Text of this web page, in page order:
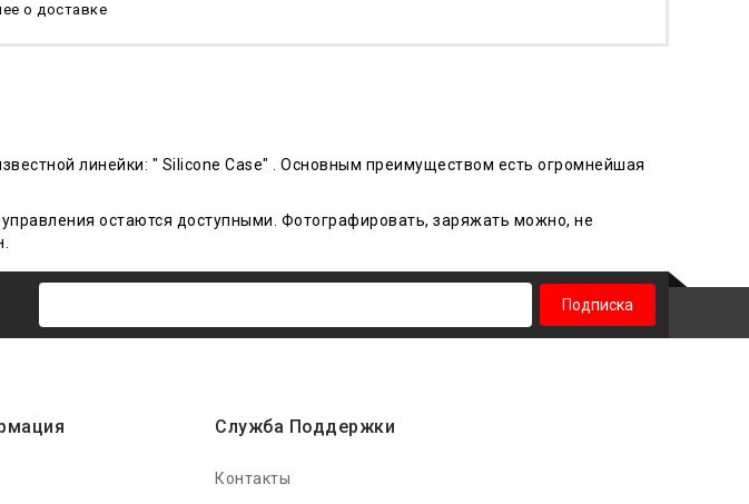
о доставке
линейки: " Silicone Case" . Основным преимуществом есть огромнейшая
остаются доступными. Фотографировать, заряжать можно, не
Подписка
Служба Поддержки
Контакты